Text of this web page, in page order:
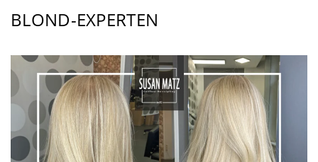
BLOND-EXPERTEN